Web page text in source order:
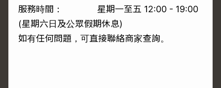
服務時間： 星期一至五 12:00 - 19:00
(星期六日及公眾假期休息)
如有任何問題，可直接聯絡商家查詢。